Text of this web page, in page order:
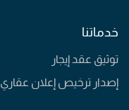
خدماتنا
توثيق عقد إيجار
إصدار ترخيص إعلان عقاري